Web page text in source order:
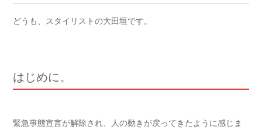
どうも、スタイリストの大田垣です。
はじめに。
緊急事態宣言が解除され、人の動きが戻ってきたように感じま